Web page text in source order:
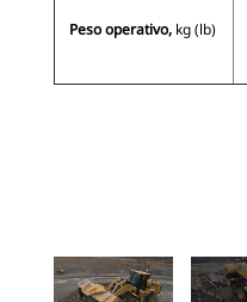
Peso operativo, kg (lb)